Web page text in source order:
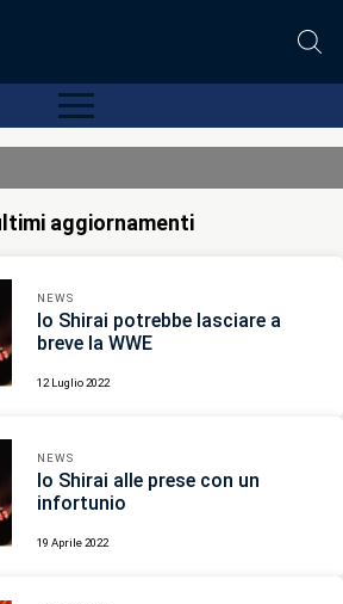
aggiornamenti
NEWS
Io Shirai potrebbe lasciare a
breve la WWE
12 Luglio 2022
NEWS
Io Shirai alle prese con un
infortunio
19 Aprile 2022